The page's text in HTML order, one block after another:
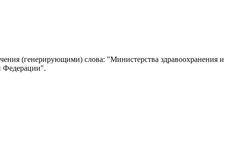
(генерирующими) слова: "Министерства здравоохранения и
Федерации".